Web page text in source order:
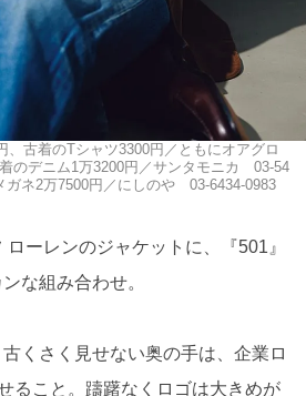
、古着のTシャツ3300円／ともにオアグロ
のデニム1万3200円／サンタモニカ 03-54
ガネ2万7500円／にしのや 03-6434-0983
ローレンのジャケットに、『501』
な組み合わせ。
くさく見せない奥の手は、企業ロ
ること。躊躇なくロゴは大きめが